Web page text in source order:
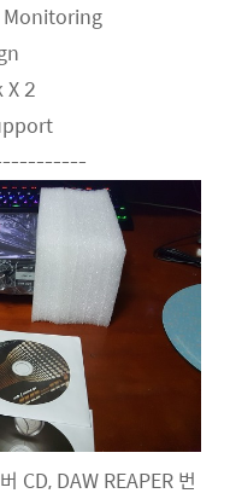
X 2
CD, DAW REAPER 번